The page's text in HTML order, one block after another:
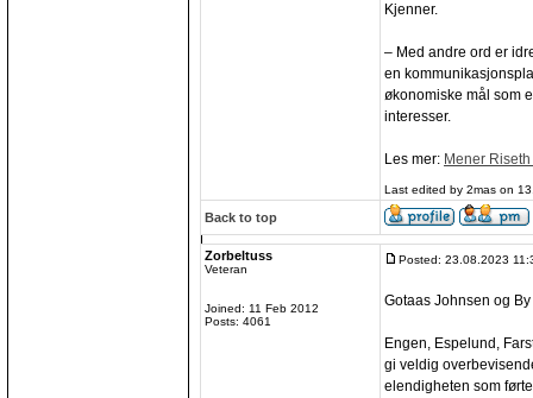
Kjenner.
– Med andre ord er
en
økonomiske mål som
interesser.
Les mer: Mener
Last edited by 2mas on
Back to top
Zorbeltuss
Veteran
Joined: 11 Feb 2012
Posts: 4061
Posted: 23.08.2023
Gotaas Johnsen og
Engen, Espelund,
gi veldig
elendigheten som